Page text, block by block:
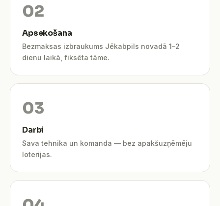
Apsekošana
Bezmaksas izbraukums Jēkabpils novadā 1–2
dienu laikā, fiksēta tāme.
Darbi
Sava tehnika un komanda — bez apakšuzņēmēju
loterijas.